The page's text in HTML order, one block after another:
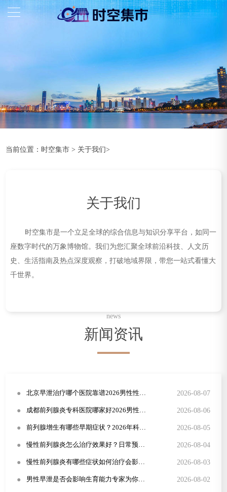
当前位置： 时空集市 > 关于我们>
关于我们
时空集市是一个立足全球的综合信息与知识分享平台，如同一
座数字时代的万象博物馆。我们为您汇聚全球前沿科技、人文历
史、生活指南及热点深度观察，打破地域界限，带您一站式看懂大
千世界。
news
新闻资讯
● 北京早泄治疗哪个医院靠谱2026男性性功能障碍康复指南 2026-08-07
● 成都前列腺炎专科医院哪家好2026男性尿频尿急规范治疗方案 2026-08-06
● 前列腺增生有哪些早期症状？2026年科学治疗方法详解 2026-08-05
● 慢性前列腺炎怎么治疗效果好？日常预防与症状识别全攻略 2026-08-04
● 慢性前列腺炎有哪些症状如何治疗会影响性生活吗 2026-08-03
● 男性早泄是否会影响生育能力专家为你解答 2026-08-02